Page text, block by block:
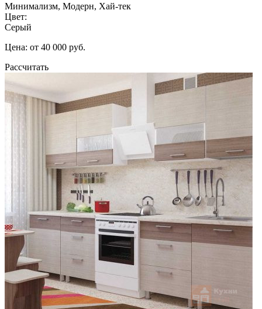
Минимализм, Модерн, Хай-тек
Цвет:
Серый
Цена: от 40 000 руб.
Рассчитать